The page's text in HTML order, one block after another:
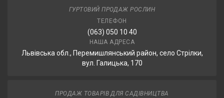
ГУРТОВИЙ ПРОДАЖ РОСЛИН
ТЕЛЕФОН
(063) 050 10 40
НАША АДРЕСА
Львівська обл., Перемишлянський район, село Стрілки,
вул. Галицька, 170
ПРОДАЖ ТОВАРІВ ДЛЯ САДІВНИЦТВА